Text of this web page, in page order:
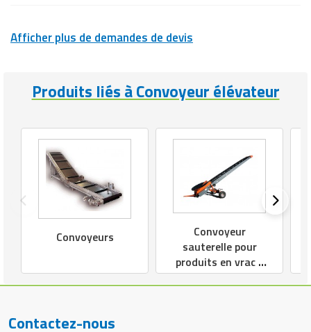
Afficher plus de demandes de devis
Produits liés à Convoyeur élévateur
Convoyeurs
Convoyeur
sauterelle pour
produits en vrac -
Longueur 6 à 30 m
Contactez-nous